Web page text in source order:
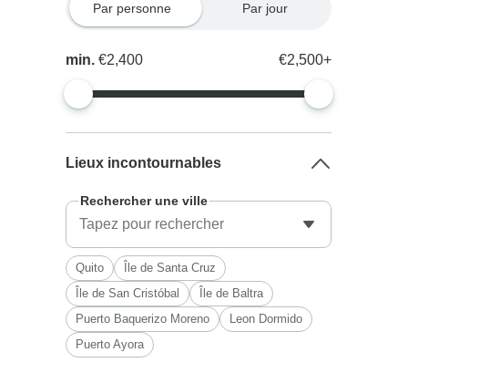
Par personne Par jour
min.€2,400 €2,500+
Lieux incontournables
Rechercher une ville
Quito
Île de Santa Cruz
Île de San Cristóbal
Île de Baltra
Puerto Baquerizo Moreno
Leon Dormido
Puerto Ayora